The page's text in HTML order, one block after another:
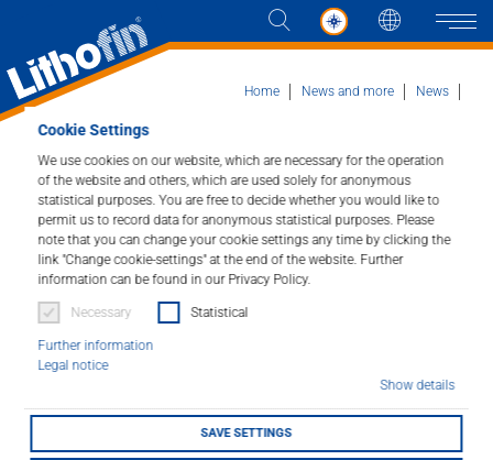
Cookie Settings
We use cookies on our website, which are necessary for the operation
of the website and others, which are used solely for anonymous
statistical purposes. You are free to decide whether you would like to
permit us to record data for anonymous statistical purposes. Please
note that you can change your cookie settings any time by clicking the
link "Change cookie-settings" at the end of the website. Further
information can be found in our Privacy Policy.
Necessary Statistical
Further information
Legal notice
Show details
SAVE SETTINGS
Products
Solutions
News and more
Company
Home News and more
News
Künftige Meister zu
Besuch in Wendlingen
17/10/2024